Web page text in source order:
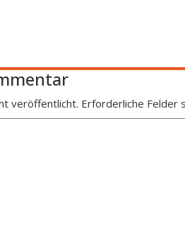
veröffentlicht. Erforderliche Felder